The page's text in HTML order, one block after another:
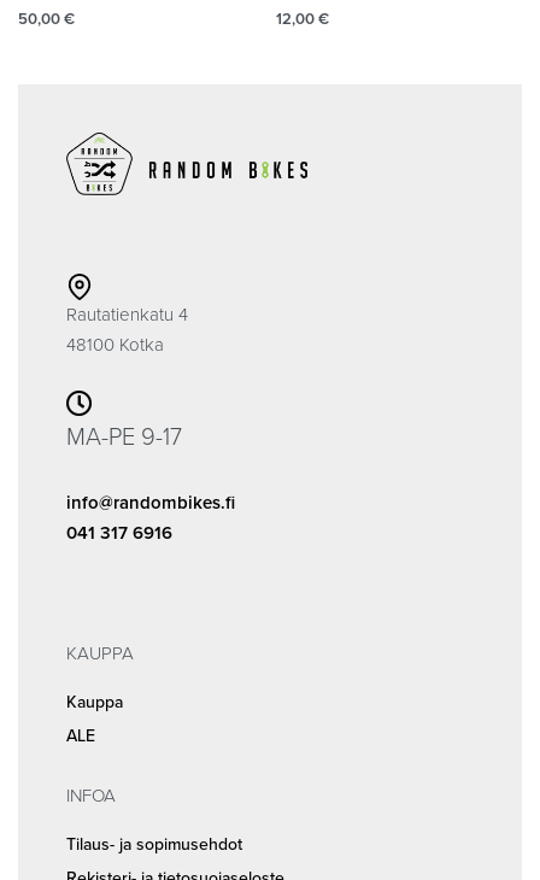
50,00€ 12,00€
Rautatienkatu 4
48100 Kotka
MA-PE 9-17
info@randombikes.fi
041 317 6916
KAUPPA
Kauppa
ALE
INFOA
Tilaus- ja sopimusehdot